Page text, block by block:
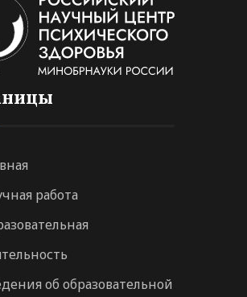
работа
об образовательной